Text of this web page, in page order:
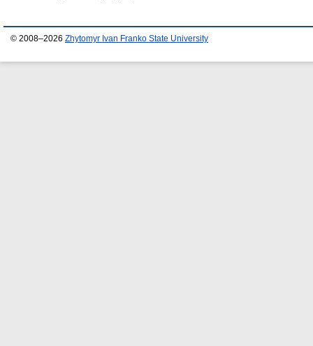
© 2008–2026 Zhytomyr Ivan Franko State University